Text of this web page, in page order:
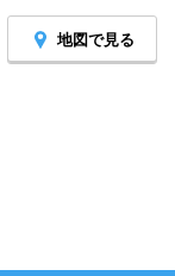
地図で見る